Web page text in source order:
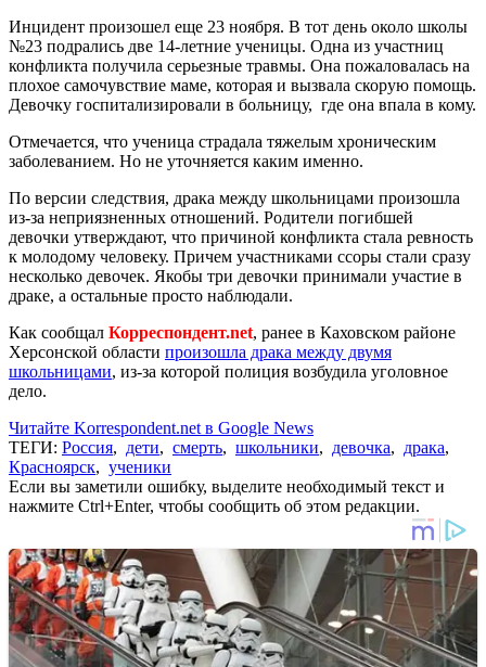
Инцидент произошел еще 23 ноября. В тот день около школы
№23 подрались две 14-летние ученицы. Одна из участниц
конфликта получила серьезные травмы. Она пожаловалась на
плохое самочувствие маме, которая и вызвала скорую помощь.
Девочку госпитализировали в больницу, где она впала в кому.
Отмечается, что ученица страдала тяжелым хроническим
заболеванием. Но не уточняется каким именно.
По версии следствия, драка между школьницами произошла
из-за неприязненных отношений. Родители погибшей
девочки утверждают, что причиной конфликта стала ревность
к молодому человеку. Причем участниками ссоры стали сразу
несколько девочек. Якобы три девочки принимали участие в
драке, а остальные просто наблюдали.
Как сообщал Корреспондент.net, ранее в Каховском районе
Херсонской области произошла драка между двумя
школьницами, из-за которой полиция возбудила уголовное
дело.
Читайте Korrespondent.net в Google News
ТЕГИ: Россия, дети, смерть, школьники, девочка, драка,
Красноярск, ученики
Если вы заметили ошибку, выделите необходимый текст и
нажмите Ctrl+Enter, чтобы сообщить об этом редакции.